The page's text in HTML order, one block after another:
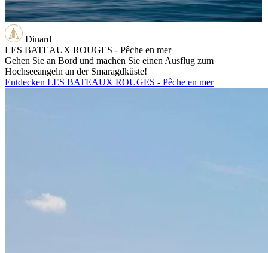
Dinard
LES BATEAUX ROUGES - Pêche en mer
Gehen Sie an Bord und machen Sie einen Ausflug zum
Hochseeangeln an der Smaragdküste!
Entdecken LES BATEAUX ROUGES - Pêche en mer